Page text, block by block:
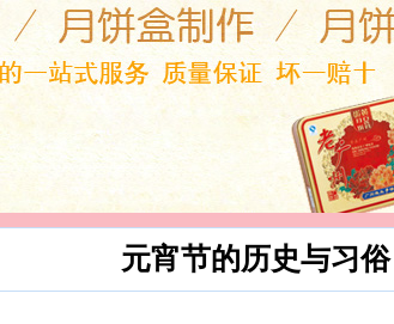
元宵节的历史与习俗